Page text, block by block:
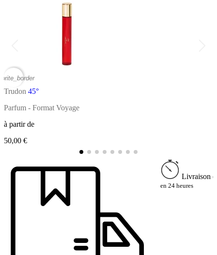
Trudon 45°
Parfum - Format Voyage
à partir de
50,00 €
Livraison
en 24 heures